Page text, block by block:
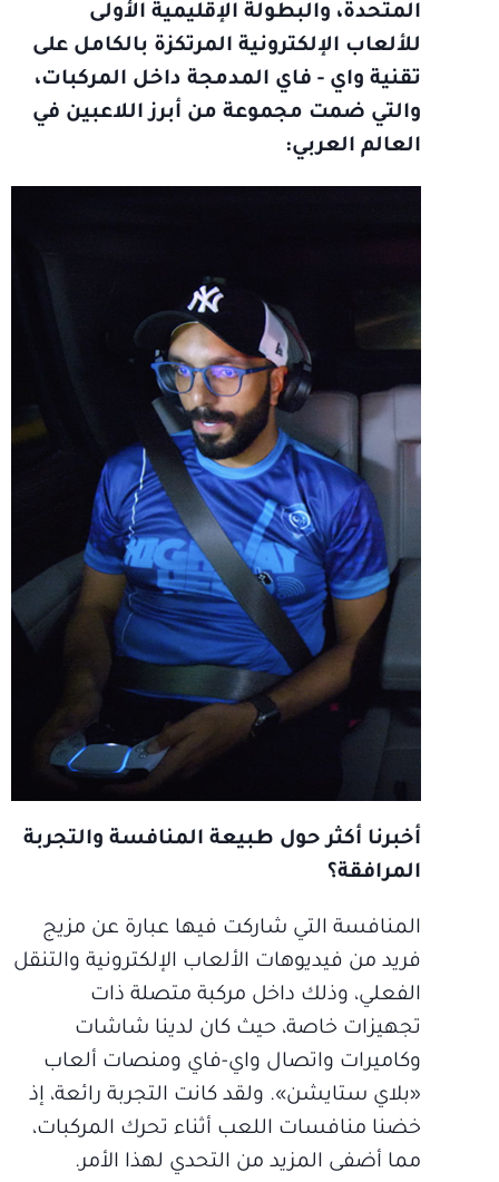
المتحدة، والبطولة الإقليمية الأولى
للألعاب الإلكترونية المرتكزة بالكامل على
تقنية واي - فاي المدمجة داخل المركبات،
والتي ضمت مجموعة من أبرز اللاعبين في
العالم العربي:
أخبرنا أكثر حول طبيعة المنافسة والتجربة
المرافقة؟
المنافسة التي شاركت فيها عبارة عن مزيج
فريد من فيديوهات الألعاب الإلكترونية والتنقل
الفعلي، وذلك داخل مركبة متصلة ذات
تجهيزات خاصة، حيث كان لدينا شاشات
وكاميرات واتصال واي-فاي ومنصات ألعاب
«بلاي ستايشن». ولقد كانت التجربة رائعة، إذ
خضنا منافسات اللعب أثناء تحرك المركبات،
مما أضفى المزيد من التحدي لهذا الأمر.